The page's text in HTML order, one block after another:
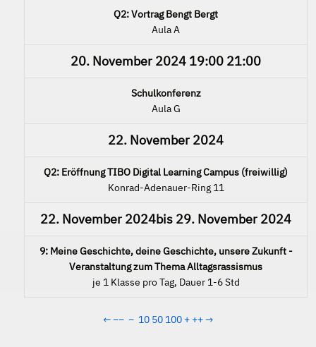
Q2: Vortrag Bengt Bergt
Aula A
20. November 2024 19:00 21:00
Schulkonferenz
Aula G
22. November 2024
Q2: Eröffnung TIBO Digital Learning Campus (freiwillig)
Konrad-Adenauer-Ring 11
22. November 2024bis 29. November 2024
9: Meine Geschichte, deine Geschichte, unsere Zukunft -
Veranstaltung zum Thema Alltagsrassismus
je 1 Klasse pro Tag, Dauer 1-6 Std
← −− − 10 50 100 + ++→